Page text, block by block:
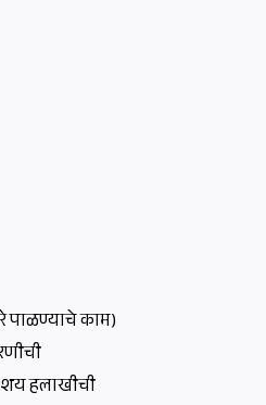
पाळण्याचे काम)
हलाखीची